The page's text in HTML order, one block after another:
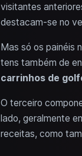
visitantes
destacam-se no
Mas só os painéis
tens também de
carrinhos de
O terceiro
lado, geralmente
receitas, como